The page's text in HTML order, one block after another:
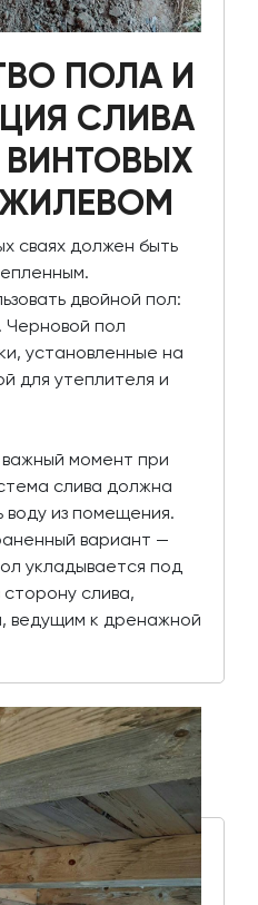
ПОЛА И
СЛИВА
ВИНТОВЫХ
сваях должен быть
двойной пол:
Черновой пол
установленные на
для утеплителя и
момент при
слива должна
воду из помещения.
вариант —
укладывается под
слива,
ведущим к дренажной